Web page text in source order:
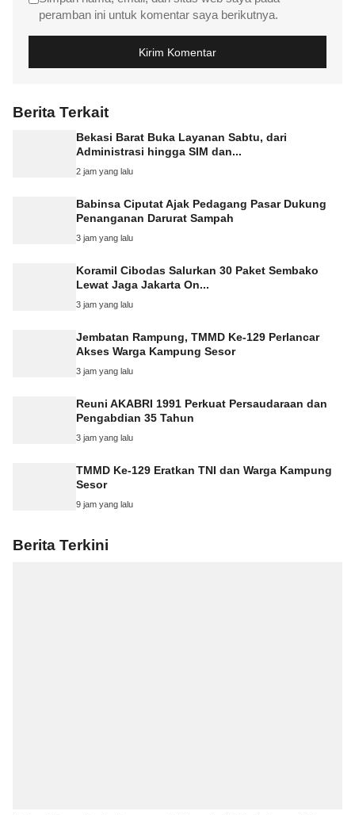
peramban ini untuk komentar saya berikutnya.
Berita Terkait
Bekasi Barat Buka Layanan Sabtu, dari
Administrasi hingga SIM dan...
2 jam yang lalu
Babinsa Ciputat Ajak Pedagang Pasar Dukung
Penanganan Darurat Sampah
3 jam yang lalu
Koramil Cibodas Salurkan 30 Paket Sembako
Lewat Jaga Jakarta On...
3 jam yang lalu
Jembatan Rampung, TMMD Ke-129 Perlancar
Akses Warga Kampung Sesor
3 jam yang lalu
Reuni AKABRI 1991 Perkuat Persaudaraan dan
Pengabdian 35 Tahun
3 jam yang lalu
TMMD Ke-129 Eratkan TNI dan Warga Kampung
Sesor
9 jam yang lalu
Berita Terkini